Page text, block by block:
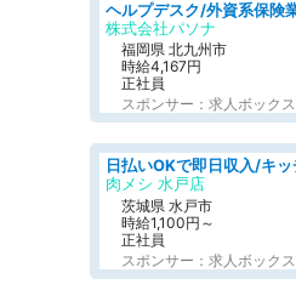
株式会社パソナ
福岡県 北九州市
時給4,167円
正社員
スポンサー：求人ボックス
肉メシ 水戸店
茨城県 水戸市
時給1,100円～
正社員
スポンサー：求人ボックス